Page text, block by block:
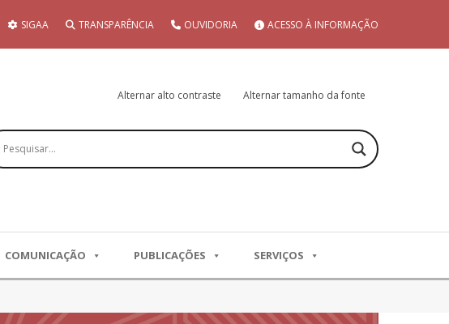
SIGAA TRANSPARÊNCIA OUVIDORIA ACESSO À INFORMAÇÃO
Alternar alto contraste Alternar tamanho da fonte
Pesquisar
COMUNICAÇÃO PUBLICAÇÕES SERVIÇOS